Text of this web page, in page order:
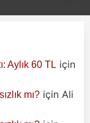
Aylık 60 TL için
mı? için Ali